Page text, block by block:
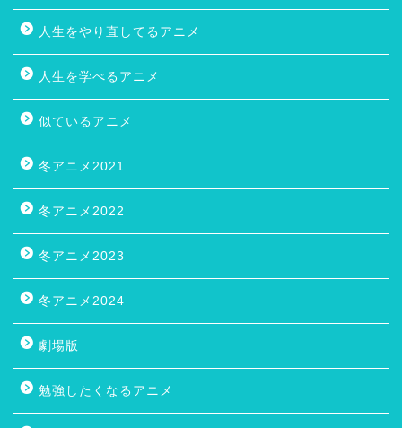
人生をやり直してるアニメ
人生を学べるアニメ
似ているアニメ
冬アニメ2021
冬アニメ2022
冬アニメ2023
冬アニメ2024
劇場版
勉強したくなるアニメ